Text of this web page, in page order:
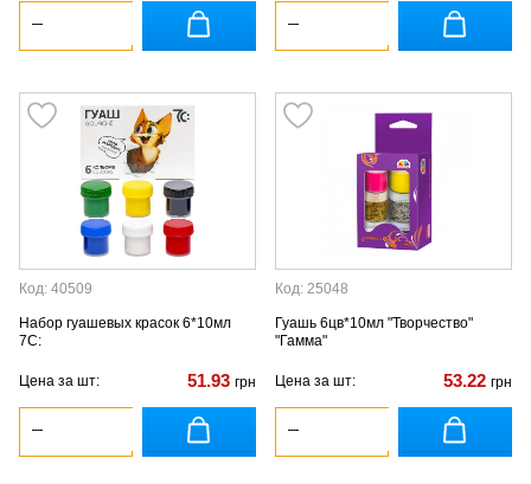
Код: 40509
Набор гуашевых красок 6*10мл
7С:
Цена за шт: 51.93 грн
Код: 25048
Гуашь 6цв*10мл "Творчество"
"Гамма"
Цена за шт: 53.22 грн